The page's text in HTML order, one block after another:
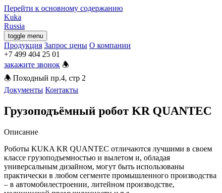
Перейти к основному содержанию
Kuka
Russia
toggle menu
Продукция Запрос цены О компании
закажите звонок 🕭︎
🕭︎ Походный пр.4, стр 2
Документы Контакты
Грузоподъёмный робот KR QUANTEC
Описание
Роботы KUKA KR QUANTEC отличаются лучшими в своем
классе грузоподъемностью и вылетом и, обладая
универсальным дизайном, могут быть использованы
практически в любом сегменте промышленного производства
– в автомобилестроении, литейном производстве,